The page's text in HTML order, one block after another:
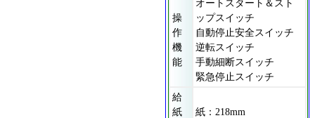
操
作
機
能
オートスタート＆スト
ップスイッチ
自動停止安全スイッチ
逆転スイッチ
手動細断スイッチ
緊急停止スイッチ
給
紙
紙：218mm